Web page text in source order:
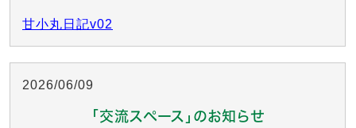
甘小丸日記v02
2026/06/09
「交流スペース」のお知らせ